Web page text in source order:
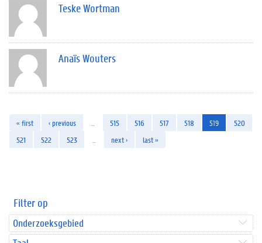
Teske Wortman
Anaïs Wouters
« first ‹ previous 515 516 517 518 519
520
521
522 523 next › last »
Filter op
Onderzoeksgebied